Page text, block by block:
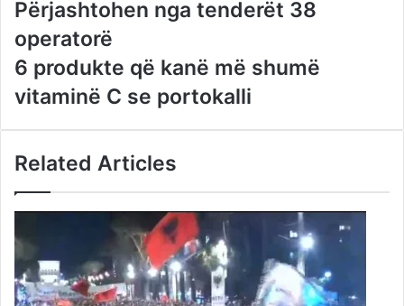
Përjashtohen nga tenderët 38
operatorë
6 produkte që kanë më shumë
vitaminë C se portokalli
Related Articles